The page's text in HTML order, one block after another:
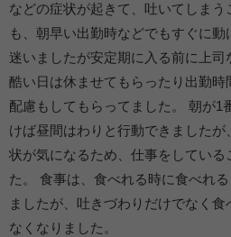
などの症状が起きて、吐いてしま
も、朝早い出勤時などでもすぐに動
迷いましたが安定期に入る前に上
酷い日は休ませてもらったり出勤時
配慮もしてもらってました。 朝が1
けば昼間はわりと行動できました
状が気になるため、仕事をしている
た。 食事は、食べれる時に食べれ
ましたが、吐きづわりだけでなく
なくなりました。